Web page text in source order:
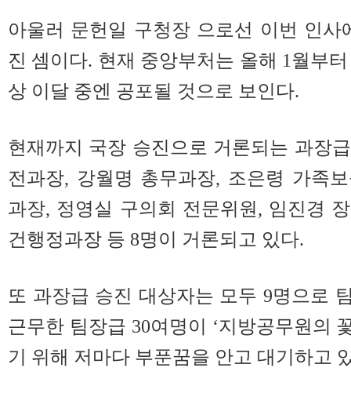
아울러 문헌일 구청장 으로선 이번 인
진 셈이다. 현재 중앙부처는 올해 1월부
상 이달 중엔 공포될 것으로 보인다.
현재까지 국장 승진으로 거론되는 과장
전과장, 강월명 총무과장, 조은령 가족
과장, 정영실 구의회 전문위원, 임진경
건행정과장 등 8명이 거론되고 있다.
또 과장급 승진 대상자는 모두 9명으로
근무한 팀장급 30여명이 ‘지방공무원의
기 위해 저마다 부푼꿈을 안고 대기하고